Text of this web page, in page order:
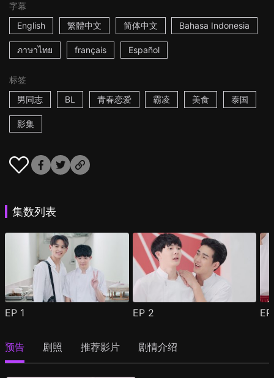
字幕
English
繁體中文 简体中文 Bahasa Indonesia
ภาษาไทย français Español
标签
男同志
BL 青春恋爱 霸凌 美食 泰国
影集
集数列表
EP 1 EP 2
预告 剧照 推荐影片 剧情介绍